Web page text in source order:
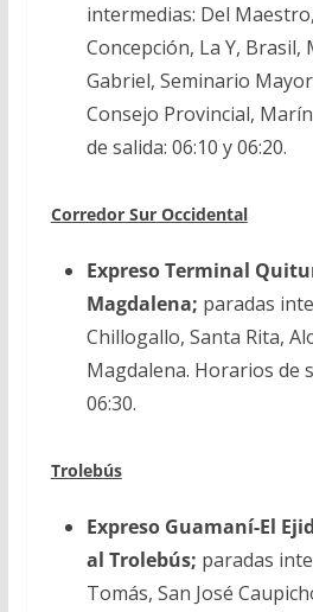
intermedias: Del
Concepción, La Y, Brasil,
Gabriel, Seminario
Consejo Provincial,
de salida: 06:10 y 06:20.
Corredor Sur Occidental
Expreso Terminal
Magdalena; paradas
Chillogallo, Santa Rita,
Magdalena. Horarios de
06:30.
Trolebús
Expreso Guamaní-El
al Trolebús; paradas
Tomás, San José